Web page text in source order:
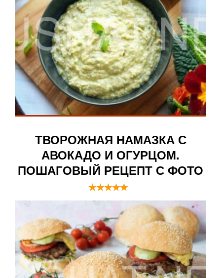
ТВОРОЖНАЯ НАМАЗКА С
АВОКАДО И ОГУРЦОМ.
ПОШАГОВЫЙ РЕЦЕПТ С ФОТО